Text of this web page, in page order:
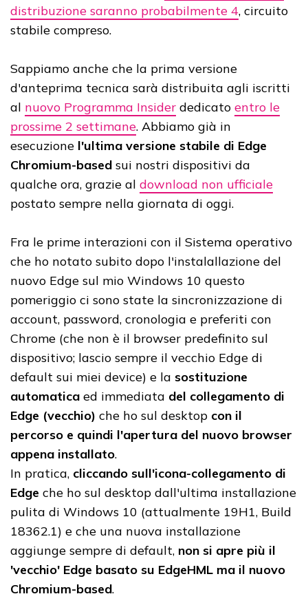
distribuzione saranno probabilmente 4, circuito
stabile compreso.
Sappiamo anche che la prima versione
d'anteprima tecnica sarà distribuita agli iscritti
al nuovo Programma Insider dedicato entro le
prossime 2 settimane. Abbiamo già in
esecuzione l'ultima versione stabile di Edge
Chromium-based sui nostri dispositivi da
qualche ora, grazie al download non ufficiale
postato sempre nella giornata di oggi.
Fra le prime interazioni con il Sistema operativo
che ho notato subito dopo l'instalallazione del
nuovo Edge sul mio Windows 10 questo
pomeriggio ci sono state la sincronizzazione di
account, password, cronologia e preferiti con
Chrome (che non è il browser predefinito sul
dispositivo; lascio sempre il vecchio Edge di
default sui miei device) e la sostituzione
automatica ed immediata del collegamento di
Edge (vecchio) che ho sul desktop con il
percorso e quindi l'apertura del nuovo browser
appena installato.
In pratica, cliccando sull'icona-collegamento di
Edge che ho sul desktop dall'ultima installazione
pulita di Windows 10 (attualmente 19H1, Build
18362.1) e che una nuova installazione
aggiunge sempre di default, non si apre più il
'vecchio' Edge basato su EdgeHML ma il nuovo
Chromium-based.